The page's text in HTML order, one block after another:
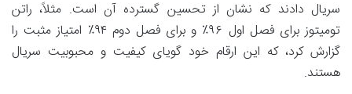
سریال دادند که نشان از تحسین گسترده آن است. مثلاً، راتن
تومیتوز برای فصل اول ۹۶٪ و برای فصل دوم ۹۴٪ امتیاز مثبت را
گزارش کرد، که این ارقام خود گویای کیفیت و محبوبیت سریال
هستند.